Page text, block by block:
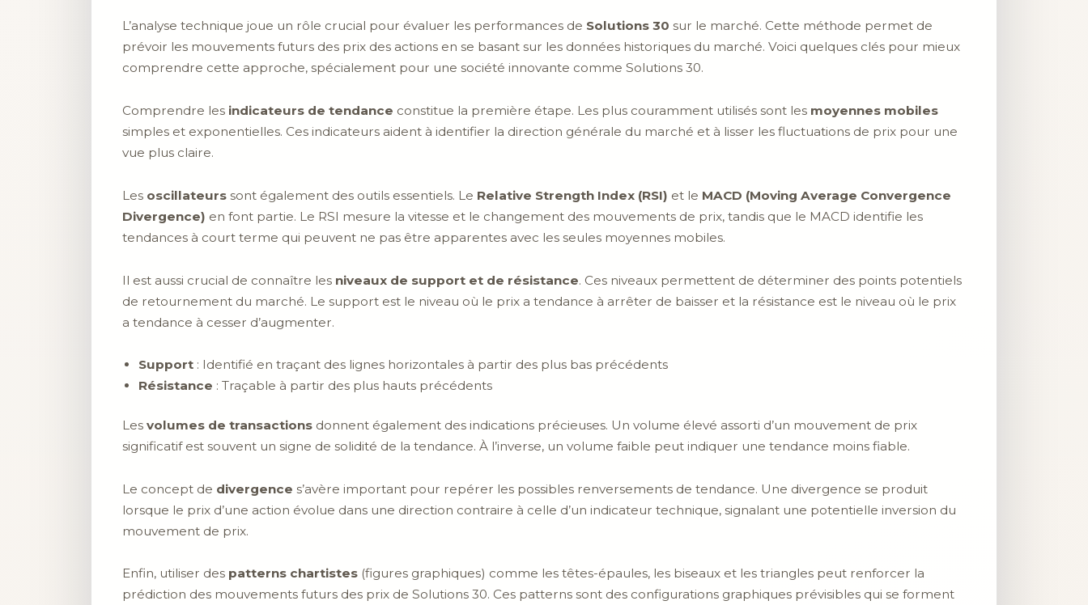
L’analyse technique joue un rôle crucial pour évaluer les performances de Solutions 30 sur le marché. Cette méthode permet de
prévoir les mouvements futurs des prix des actions en se basant sur les données historiques du marché. Voici quelques clés pour mieux
comprendre cette approche, spécialement pour une société innovante comme Solutions 30.
Comprendre les indicateurs de tendance constitue la première étape. Les plus couramment utilisés sont les moyennes mobiles
simples et exponentielles. Ces indicateurs aident à identifier la direction générale du marché et à lisser les fluctuations de prix pour une
vue plus claire.
Les oscillateurs sont également des outils essentiels. Le Relative Strength Index (RSI) et le MACD (Moving Average Convergence
Divergence) en font partie. Le RSI mesure la vitesse et le changement des mouvements de prix, tandis que le MACD identifie les
tendances à court terme qui peuvent ne pas être apparentes avec les seules moyennes mobiles.
Il est aussi crucial de connaître les niveaux de support et de résistance. Ces niveaux permettent de déterminer des points potentiels
de retournement du marché. Le support est le niveau où le prix a tendance à arrêter de baisser et la résistance est le niveau où le prix
a tendance à cesser d’augmenter.
Support : Identifié en traçant des lignes horizontales à partir des plus bas précédents
Résistance : Traçable à partir des plus hauts précédents
Les volumes de transactions donnent également des indications précieuses. Un volume élevé assorti d’un mouvement de prix
significatif est souvent un signe de solidité de la tendance. À l’inverse, un volume faible peut indiquer une tendance moins fiable.
Le concept de divergence s’avère important pour repérer les possibles renversements de tendance. Une divergence se produit
lorsque le prix d’une action évolue dans une direction contraire à celle d’un indicateur technique, signalant une potentielle inversion du
mouvement de prix.
Enfin, utiliser des patterns chartistes (figures graphiques) comme les têtes-épaules, les biseaux et les triangles peut renforcer la
prédiction des mouvements futurs des prix de Solutions 30. Ces patterns sont des configurations graphiques prévisibles qui se forment